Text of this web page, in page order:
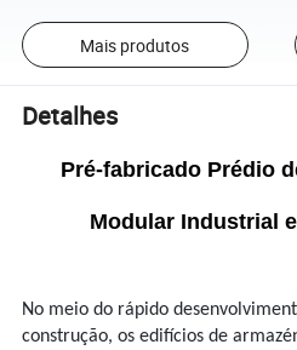
Mais produtos
Detalhes
Pré-fabricado Prédio
Modular Industrial
No meio do rápido
construção, os edifícios de